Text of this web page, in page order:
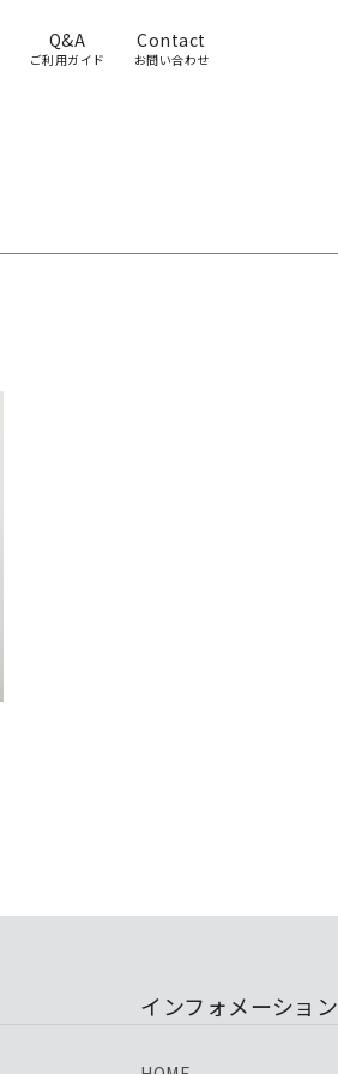
Q&A
ご利用ガイド
Contact
お問い合わせ
インフォメーション